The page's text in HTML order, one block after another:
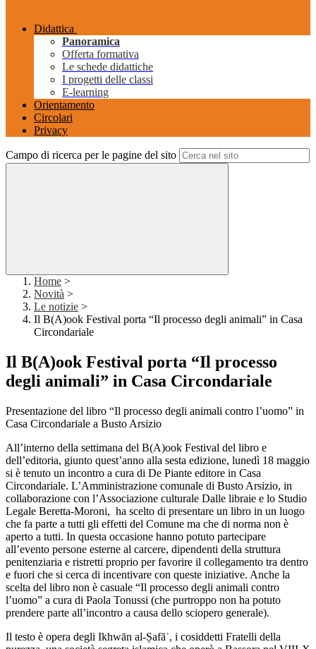
Didattica
Panoramica
Offerta formativa
Le schede didattiche
I progetti delle classi
E-learning
Orientamento
Circolari
Privacy
Campo di ricerca per le pagine del sito
Home >
Novità >
Le notizie >
Il B(A)ook Festival porta “Il processo degli animali” in Casa
Circondariale
Il B(A)ook Festival porta “Il processo
degli animali” in Casa Circondariale
Presentazione del libro “Il processo degli animali contro l’uomo” in
Casa Circondariale a Busto Arsizio
All’interno della settimana del B(A)ook Festival del libro e
dell’editoria, giunto quest’anno alla sesta edizione, lunedì 18 maggio
si è tenuto un incontro a cura di De Piante editore in Casa
Circondariale. L’Amministrazione comunale di Busto Arsizio, in
collaborazione con l’Associazione culturale Dalle libraie e lo Studio
Legale Beretta-Moroni, ha scelto di presentare un libro in un luogo
che fa parte a tutti gli effetti del Comune ma che di norma non è
aperto a tutti. In questa occasione hanno potuto partecipare
all’evento persone esterne al carcere, dipendenti della struttura
penitenziaria e ristretti proprio per favorire il collegamento tra dentro
e fuori che si cerca di incentivare con queste iniziative. Anche la
scelta del libro non è casuale “Il processo degli animali contro
l’uomo” a cura di Paola Tonussi (che purtroppo non ha potuto
prendere parte all’incontro a causa dello sciopero generale).
Il testo è opera degli Ikhwān al-Ṣafāʾ, i cosiddetti Fratelli della